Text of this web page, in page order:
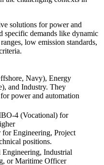
solutions for power and
specific demands like dynamic
low emission standards,
Navy), Energy
and Industry. They
power and automation
4 (Vocational) for
for Engineering, Project
positions.
Engineering, Industrial
or Maritime Officer